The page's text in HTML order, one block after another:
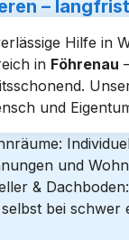
–
Hilfe in
in Föhrenau
und
und
&
bei schwer